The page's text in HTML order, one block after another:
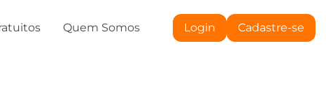
Quem Somos Login Cadastre-se